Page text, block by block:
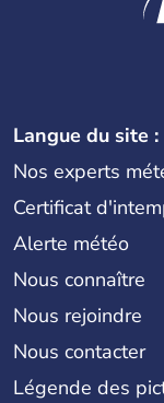
Langue du site :
Nos experts
Certificat
Alerte météo
Nous connaître
Nous rejoindre
Nous contacter
Légende des